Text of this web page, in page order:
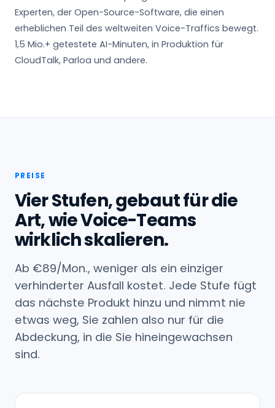
Experten, der Open-Source-Software, die einen
erheblichen Teil des weltweiten Voice-Traffics bewegt.
1,5 Mio.+ getestete AI-Minuten, in Produktion für
CloudTalk, Parloa und andere.
PREISE
Vier Stufen, gebaut für die
Art, wie Voice-Teams
wirklich skalieren.
Ab €89/Mon., weniger als ein einziger
verhinderter Ausfall kostet. Jede Stufe fügt
das nächste Produkt hinzu und nimmt nie
etwas weg, Sie zahlen also nur für die
Abdeckung, in die Sie hineingewachsen
sind.